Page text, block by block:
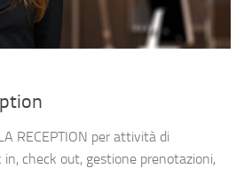
RECEPTION per attività di
check out, gestione prenotazioni,